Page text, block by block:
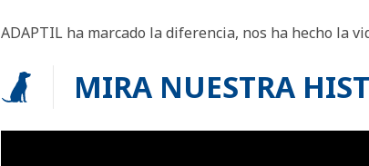
ADAPTIL ha marcado la diferencia, nos ha hecho la
MIRA NUESTRA